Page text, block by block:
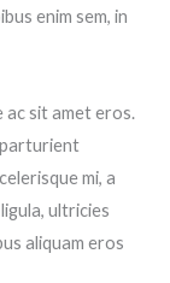
enim sem, in
ac sit amet eros.
parturient
mi, a
ultricies
aliquam eros